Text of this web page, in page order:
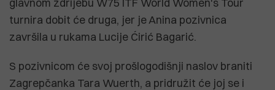
glavnom ždrijebu W75 ITF World Women's Tour
turnira dobit će druga, jer je Anina pozivnica
završila u rukama Lucije Ćirić Bagarić.
S pozivnicom će svoj prošlogodišnji naslov braniti
Zagrepčanka Tara Wuerth, a pridružit će joj se i